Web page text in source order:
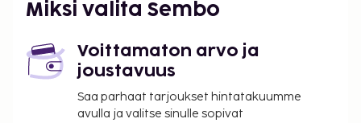
Miksi valita Sembo
Voittamaton arvo ja
joustavuus
Saa parhaat tarjoukset hintatakuumme
avulla ja valitse sinulle sopivat